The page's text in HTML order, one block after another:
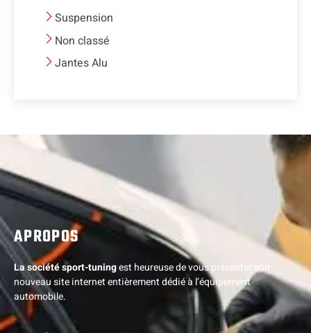
Suspension
Non classé
Jantes Alu
APROPOS
La société sport-tuningest heureuse de vous présenter son
nouveau site internet entièrement dédié à l’équipement
automobile.